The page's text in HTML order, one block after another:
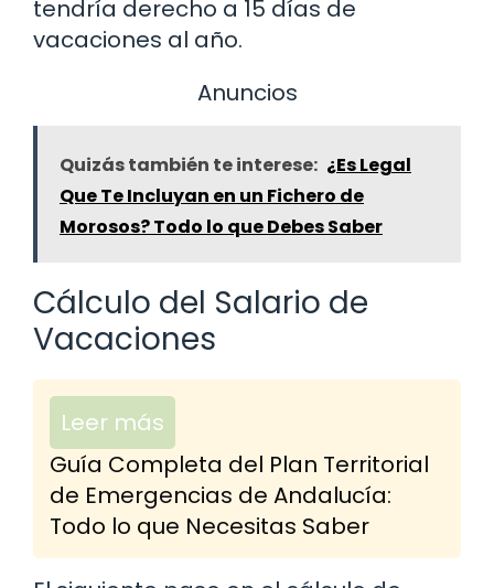
tendría derecho a 15 días de
vacaciones al año.
Anuncios
Quizás también te interese: ¿Es Legal
Que Te Incluyan en un Fichero de
Morosos? Todo lo que Debes Saber
Cálculo del Salario de
Vacaciones
Leer más
Guía Completa del Plan Territorial
de Emergencias de Andalucía:
Todo lo que Necesitas Saber